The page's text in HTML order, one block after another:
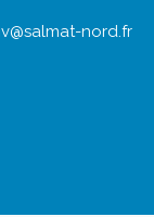
nord.fr